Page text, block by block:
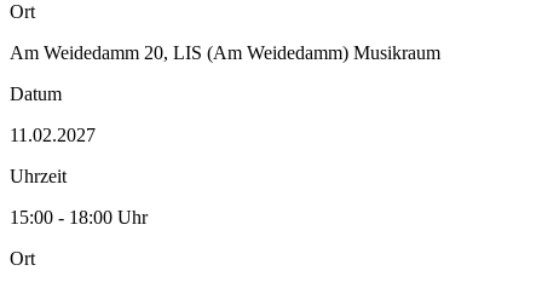
Ort
Am Weidedamm 20, LIS (Am Weidedamm) Musikraum
Datum
11.02.2027
Uhrzeit
15:00 - 18:00 Uhr
Ort